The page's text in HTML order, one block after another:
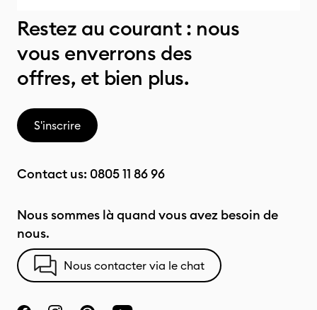
Restez au courant : nous
vous enverrons des
offres, et bien plus.
S'inscrire
Contact us: 0805 11 86 96
Nous sommes là quand vous avez besoin de
nous.
Nous contacter via le chat